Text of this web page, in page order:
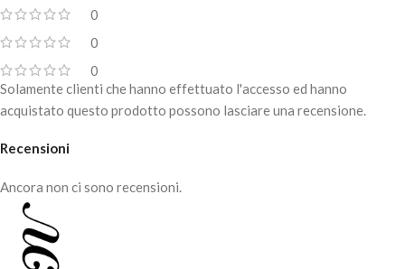
0
0
0
Recensioni
Ancora non ci sono recensioni.
Solamente clienti che hanno effettuato l'accesso ed hanno
acquistato questo prodotto possono lasciare una recensione.